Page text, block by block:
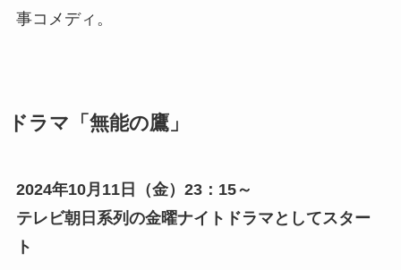
事コメディ。
ドラマ「無能の鷹」
2024年10月11日（金）23：15～
テレビ朝日系列の金曜ナイトドラマとしてスター
ト